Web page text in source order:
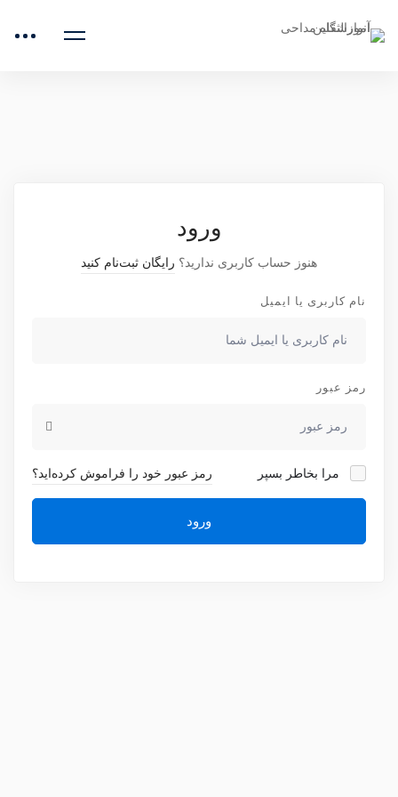
صفحه اصلی دوره‌های آموزشی
کاربرد آواز دشتی در مداحی
ورود
هنوز حساب کاربری ندارید؟ رایگان ثبت‌نام کنید
نام کاربری یا ایمیل
رمز عبور
مرا بخاطر بسپر رمز عبور خود را فراموش کرده‌اید؟
ورود